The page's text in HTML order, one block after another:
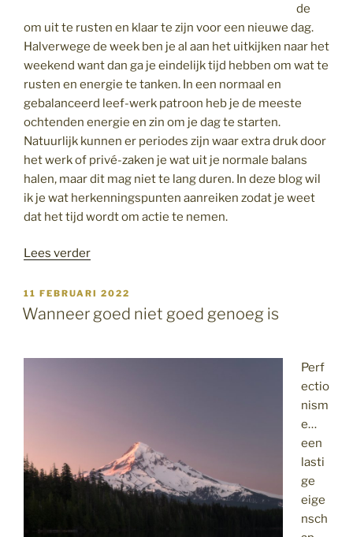
de
om uit te rusten en klaar te zijn voor een nieuwe dag.
Halverwege de week ben je al aan het uitkijken naar het
weekend want dan ga je eindelijk tijd hebben om wat te
rusten en energie te tanken. In een normaal en
gebalanceerd leef-werk patroon heb je de meeste
ochtenden energie en zin om je dag te starten.
Natuurlijk kunnen er periodes zijn waar extra druk door
het werk of privé-zaken je wat uit je normale balans
halen, maar dit mag niet te lang duren. In deze blog wil
ik je wat herkenningspunten aanreiken zodat je weet
dat het tijd wordt om actie te nemen.
Lees verder“Leven
weekend
tot
GEPLAATST
OP
11 FEBRUARI 2022
Wanneer goed niet goed genoeg is
Perf
ectio
nism
e…
een
lasti
ge
eige
nsch